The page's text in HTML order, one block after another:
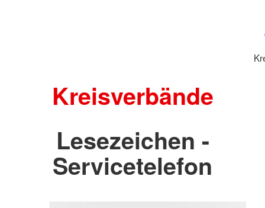
Kreisverbände
Lesezeichen -
Servicetelefon